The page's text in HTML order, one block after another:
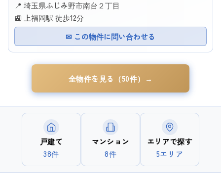
📍 埼玉県ふじみ野市南台２丁目
🚉 上福岡駅 徒歩12分
✉ この物件に問い合わせる
全物件を見る（50件）→
戸建て
38件
マンション
8件
エリアで探す
5エリア